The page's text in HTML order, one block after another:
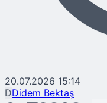
20.07.2026 15:14
DDidem Bektaş